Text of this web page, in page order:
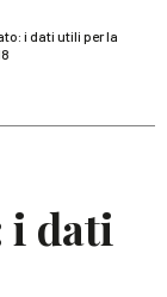
i dati utili per la
i dati